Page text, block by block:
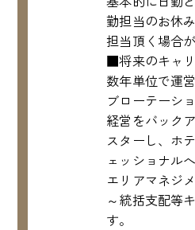
勤担当のお休
担当頂く場合
■将来のキャ
数年単位で運
ブローテーシ
経営をバック
スターし、ホ
ェッショナル
エリアマネジ
～統括支配等
す。